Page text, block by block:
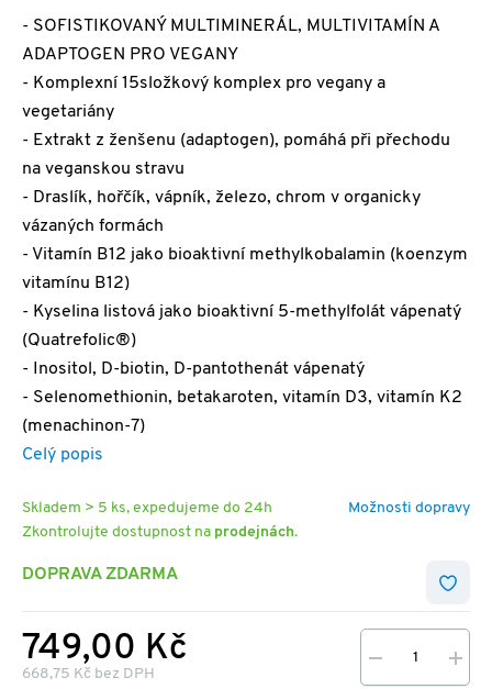
- SOFISTIKOVANÝ MULTIMINERÁL, MULTIVITAMÍN A
ADAPTOGEN PRO VEGANY
- Komplexní 15složkový komplex pro vegany a
vegetariány
- Extrakt z ženšenu (adaptogen), pomáhá při přechodu
na veganskou stravu
- Draslík, hořčík, vápník, železo, chrom v organicky
vázaných formách
- Vitamín B12 jako bioaktivní methylkobalamin (koenzym
vitamínu B12)
- Kyselina listová jako bioaktivní 5-methylfolát vápenatý
(Quatrefolic®)
- Inositol, D-biotin, D-pantothenát vápenatý
- Selenomethionin, betakaroten, vitamín D3, vitamín K2
(menachinon-7)
Celý popis
Možnosti dopravy
Skladem > 5 ks, expedujeme do 24h
Zkontrolujte dostupnost na prodejnách.
DOPRAVA ZDARMA
749,00 Kč
668,75 Kč bez DPH